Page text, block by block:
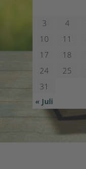
3
4
10
11
17
18
24
25
31
« Juli